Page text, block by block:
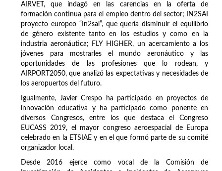
AIRVET, que indagó en las carencias en la oferta de
formación continua para el empleo dentro del sector; IN2SAI
proyecto europeo “In2sai”, que quería disminuir el equilibrio
de género existente tanto en los estudios y como en la
industria aeronáutica; FLY HIGHER, un acercamiento a los
jóvenes para mostrarles el mundo aeronáutico y las
oportunidades de las profesiones que lo rodean, y
AIRPORT2050, que analizó las expectativas y necesidades de
los aeropuertos del futuro.
Igualmente, Javier Crespo ha participado en proyectos de
innovación educativa y ha participado como ponente en
diversos Congresos, entre los que destaca el Congreso
EUCASS 2019, el mayor congreso aeroespacial de Europa
celebrado en la ETSIAE y en el que formó parte de su comité
organizador local.
Desde 2016 ejerce como vocal de la Comisión de